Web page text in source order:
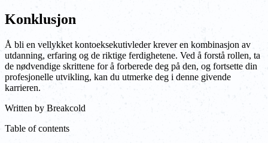
Konklusjon
Å bli en vellykket kontoeksekutivleder krever en kombinasjon av
utdanning, erfaring og de riktige ferdighetene. Ved å forstå rollen, ta
de nødvendige skrittene for å forberede deg på den, og fortsette din
profesjonelle utvikling, kan du utmerke deg i denne givende
karrieren.
Written by Breakcold
Table of contents